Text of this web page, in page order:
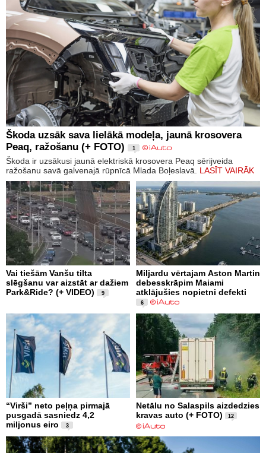
Škoda uzsāk sava lielākā modeļa, jaunā krosovera
Peaq, ražošanu (+ FOTO)
1
Škoda ir uzsākusi jaunā elektriskā krosovera Peaq sērijveida
ražošanu savā galvenajā rūpnīcā Mlada Boļeslavā. LASĪT VAIRĀK
Vai tiešām Vanšu tilta
slēgšanu var aizstāt ar dažiem
Park&Ride? (+ VIDEO)
9
Miljardu vērtajam Aston Martin
debesskrāpim Maiami
atklājušies nopietni defekti
6
“Virši” neto peļņa pirmajā
pusgadā sasniedz 4,2
miljonus eiro
3
Netālu no Salaspils aizdedzies
kravas auto (+ FOTO)
12